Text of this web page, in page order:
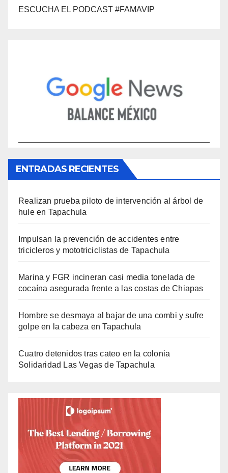
ESCUCHA EL PODCAST #FAMAVIP
ENTRADAS RECIENTES
Realizan prueba piloto de intervención al árbol de
hule en Tapachula
Impulsan la prevención de accidentes entre
tricicleros y mototriciclistas de Tapachula
Marina y FGR incineran casi media tonelada de
cocaína asegurada frente a las costas de Chiapas
Hombre se desmaya al bajar de una combi y sufre
golpe en la cabeza en Tapachula
Cuatro detenidos tras cateo en la colonia
Solidaridad Las Vegas de Tapachula